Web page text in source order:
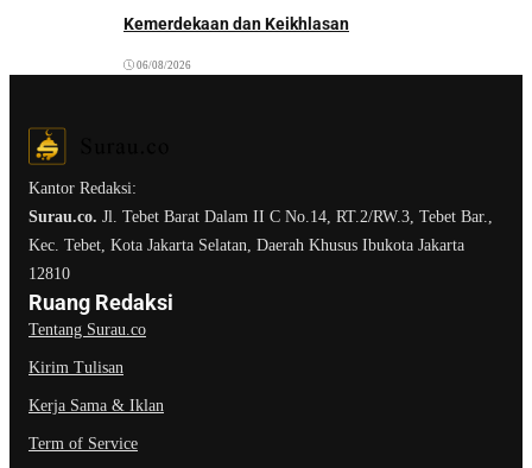
Kemerdekaan dan Keikhlasan
06/08/2026
Kantor Redaksi:
Surau.co. Jl. Tebet Barat Dalam II C No.14, RT.2/RW.3, Tebet Bar.,
Kec. Tebet, Kota Jakarta Selatan, Daerah Khusus Ibukota Jakarta
12810
Ruang Redaksi
Tentang Surau.co
Kirim Tulisan
Kerja Sama & Iklan
Term of Service